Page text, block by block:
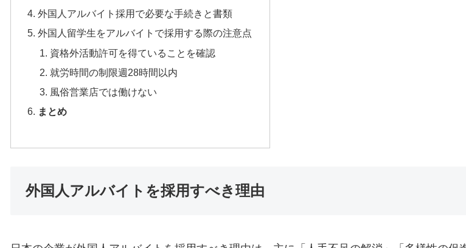
外国人アルバイト採用で必要な手続きと書類
外国人留学生をアルバイトで採用する際の注意点
資格外活動許可を得ていることを確認
就労時間の制限週28時間以内
風俗営業店では働けない
まとめ
外国人アルバイトを採用すべき理由